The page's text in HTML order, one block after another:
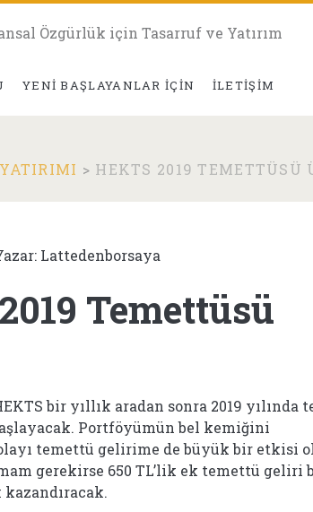
Özgürlük için Tasarruf ve Yatırım
YENI BAŞLAYANLAR İÇIN İLETIŞIM
> HEKTS 2019 TEMETTÜSÜ
Lattedenborsaya
Temettüsü
bir yıllık aradan sonra 2019 yılında
Portföyümün bel kemiğini
temettü gelirime de büyük bir etkisi
gerekirse 650 TL’lik ek temettü geliri